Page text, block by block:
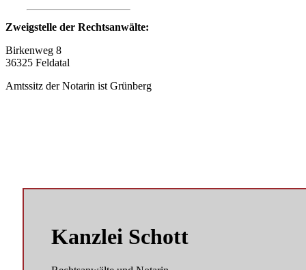
Zweigstelle der Rechtsanwälte:
Birkenweg 8
36325 Feldatal
Amtssitz der Notarin ist Grünberg
Kanzlei Schott